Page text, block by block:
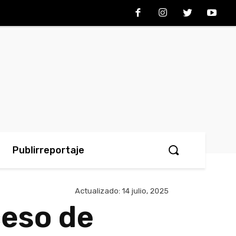
Publirreportaje
Actualizado: 14 julio, 2025
de